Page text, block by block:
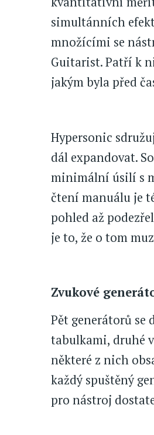
simultánních
množícími se
Guitarist. Patří k
jakým byla před
Hypersonic
dál expandovat.
minimální úsilí s
čtení manuálu je
pohled až
je to, že o tom
Zvukové
Pět generátorů se
tabulkami, druhé
některé z nich
každý spuštěný
pro nástroj